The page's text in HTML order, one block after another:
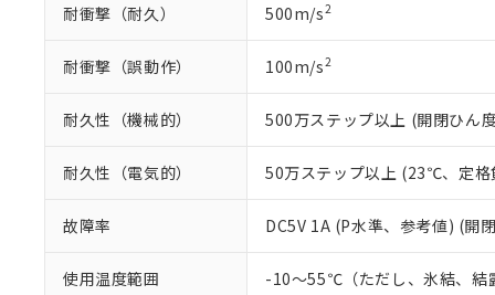
耐衝撃（耐久） 500m/s2
耐衝撃（誤動作） 100m/s2
耐久性（機械的） 500万ステップ以上 (開閉ひん
耐久性（電気的） 50万ステップ以上 (23℃、定
故障率 DC5V 1A (P水準、参考値) (開
使用温度範囲 -10～55℃（ただし、氷結、結